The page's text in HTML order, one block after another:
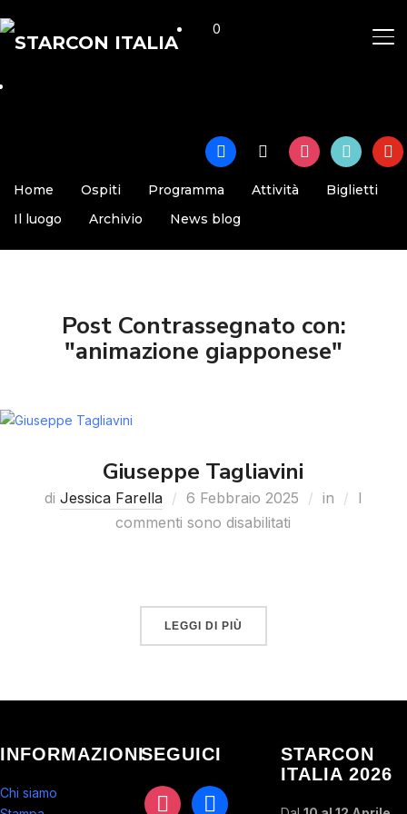
0
facebook instagramtiktok
Home Ospiti Programma Attività
Biglietti
Il luogo
Archivio News blog
Post Contrassegnato con:
"animazione giapponese"
Giuseppe Tagliavini
di Jessica Farella 6 Febbraio 2025 in
I
commenti sono disabilitati
LEGGI DI PIÙ
INFORMAZIONI
Chi siamo
SEGUICI
instagramfacebook
STARCON
ITALIA 2026